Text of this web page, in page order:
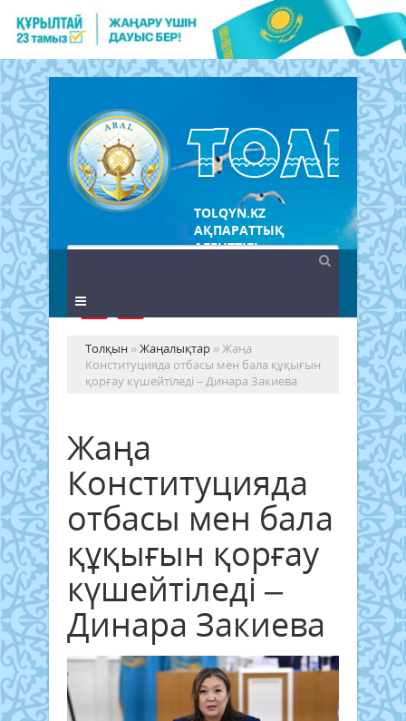
TOLQYN.KZ
АҚПАРАТТЫҚ
АГЕНТТІГІ
Толқын »Жаңалықтар » Жаңа
Конституцияда отбасы мен бала құқығын
қорғау күшейтіледі – Динара Закиева
Жаңа
Конституцияда
отбасы мен бала
құқығын қорғау
күшейтіледі –
Динара Закиева